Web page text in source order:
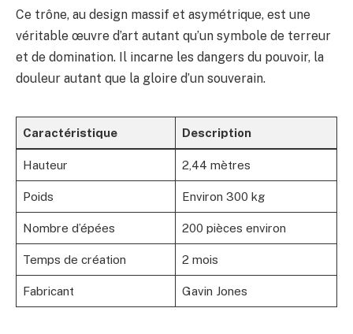
Ce trône, au design massif et asymétrique, est une
véritable œuvre d’art autant qu’un symbole de terreur
et de domination. Il incarne les dangers du pouvoir, la
douleur autant que la gloire d’un souverain.
Caractéristique Description
Hauteur 2,44 mètres
Poids Environ 300 kg
Nombre d’épées 200 pièces environ
Temps de création 2 mois
Fabricant Gavin Jones